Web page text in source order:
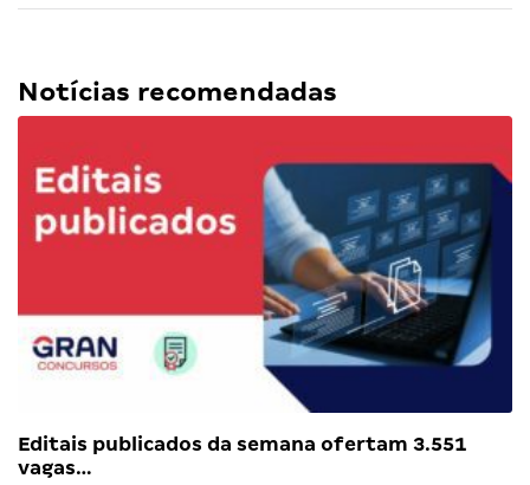
Notícias recomendadas
Editais publicados da semana ofertam 3.551
vagas…